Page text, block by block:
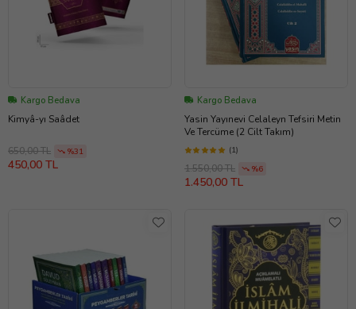
Kargo Bedava
Kimyâ-yı Saâdet
650,00 TL %31
450,00 TL
Kargo Bedava
Yasin Yayınevi Celaleyn Tefsiri Metin
Ve Tercüme (2 Cilt Takım)
(1)
1.550,00 TL %6
1.450,00 TL